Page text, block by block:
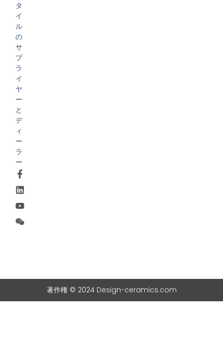
タ
イ
ル
の
サ
プ
ラ
イ
ヤ
ー
と
デ
ィ
ー
ラ
ー
著作権 © 2024 Design-ceramics.com